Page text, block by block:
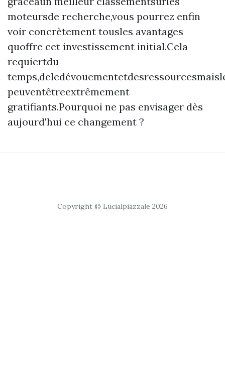
moteursde recherche,vous pourrez enfin
voir concrètement tousles avantages
quoffre cet investissement initial.Cela
requiertdu
peuventêtreextrêmement
gratifiants.Pourquoi ne pas envisager dès
aujourd'hui ce changement ?
Copyright © Lucialpiazzale 2026